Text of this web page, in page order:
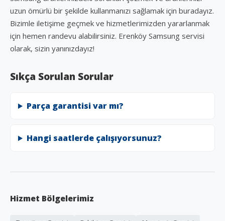
uzun ömürlü bir şekilde kullanmanızı sağlamak için buradayız.
Bizimle iletişime geçmek ve hizmetlerimizden yararlanmak
için hemen randevu alabilirsiniz. Erenköy Samsung servisi
olarak, sizin yanınızdayız!
Sıkça Sorulan Sorular
Parça garantisi var mı?
Hangi saatlerde çalışıyorsunuz?
Hizmet Bölgelerimiz